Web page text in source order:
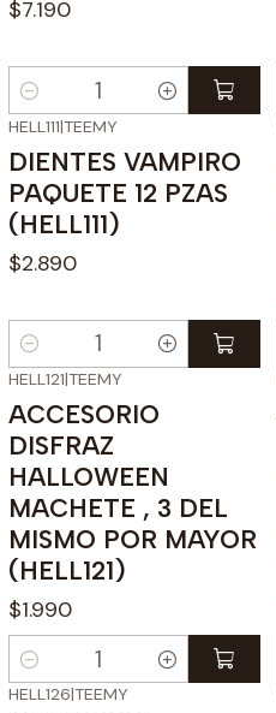
$7.190
Cantidad
HELL111|TEEMY
DIENTES VAMPIRO
PAQUETE 12 PZAS
(HELL111)
$2.890
Cantidad
HELL121|TEEMY
ACCESORIO
DISFRAZ
HALLOWEEN
MACHETE , 3 DEL
MISMO POR MAYOR
(HELL121)
$1.990
Cantidad
HELL126|TEEMY